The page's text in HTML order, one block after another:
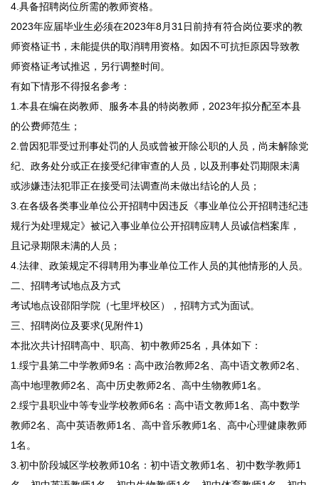
4.具备招聘岗位所需的教师资格。
2023年应届毕业生必须在2023年8月31日前持有符合岗位要求的教
师资格证书，未能提供的取消聘用资格。如因不可抗拒原因导致教
师资格证考试推迟，另行调整时间。
有如下情形不得报名参考：
1.本县在编在岗教师、服务本县的特岗教师，2023年拟分配至本县
的公费师范生；
2.曾因犯罪受过刑事处罚的人员或曾被开除公职的人员，尚未解除党
纪、政务处分或正在接受纪律审查的人员，以及刑事处罚期限未满
或涉嫌违法犯罪正在接受司法调查尚未做出结论的人员；
3.在各级各类事业单位公开招聘中因违反《事业单位公开招聘违纪违
规行为处理规定》被记入事业单位公开招聘应聘人员诚信档案库，
且记录期限未满的人员；
4.法律、政策规定不得聘用为事业单位工作人员的其他情形的人员。
二、招聘考试地点及方式
考试地点设邵阳学院（七里坪校区），招聘方式为面试。
三、招聘岗位及要求(见附件1)
本批次共计招聘高中、职高、初中教师25名，具体如下：
1.绥宁县第二中学教师9名：高中政治教师2名、高中语文教师2名、
高中地理教师2名、高中历史教师2名、高中生物教师1名。
2.绥宁县职业中等专业学校教师6名：高中语文教师1名、高中数学
教师2名、高中英语教师1名、高中音乐教师1名、高中心理健康教师
1名。
3.初中阶段城区学校教师10名：初中语文教师1名、初中数学教师1